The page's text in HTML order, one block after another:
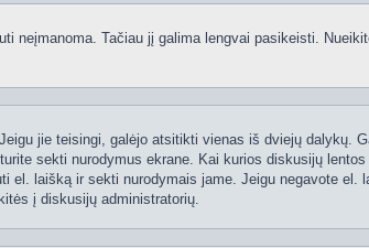
neįmanoma. Tačiau jį galima lengvai pasikeisti.
jie teisingi, galėjo atsitikti vienas iš dviejų dalykų.
sekti nurodymus ekrane. Kai kurios diskusijų
laišką ir sekti nurodymais jame. Jeigu negavote
į diskusijų administratorių.